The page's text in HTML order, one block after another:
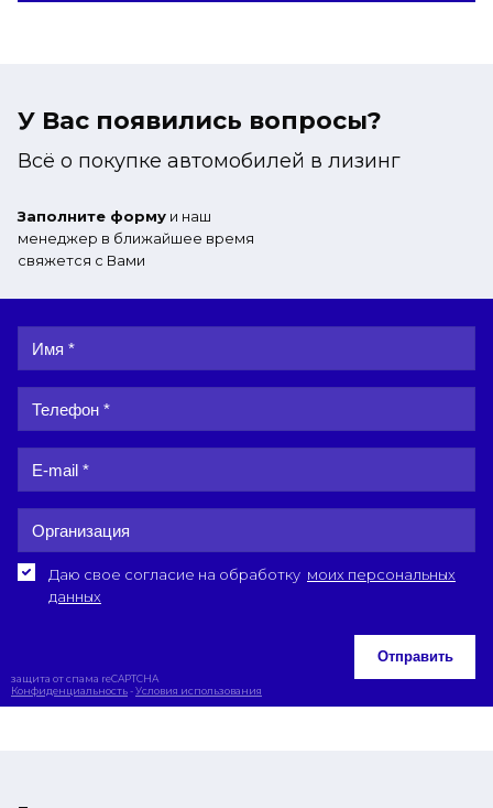
У Вас появились вопросы?
Всё о покупке автомобилей в лизинг
Заполните форму и наш
менеджер в ближайшее время
свяжется с Вами
Даю свое согласие на обработку моих персональных
данных
Отправить
защита от спама reCAPTCHA
Конфиденциальность-Условия использования